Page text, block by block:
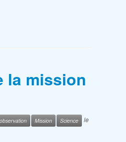
la mission
Mission Science
le